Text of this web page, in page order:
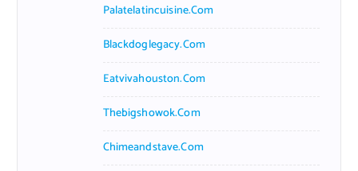
Palatelatincuisine.com
Blackdoglegacy.com
Eatvivahouston.com
Thebigshowok.com
Chimeandstave.com